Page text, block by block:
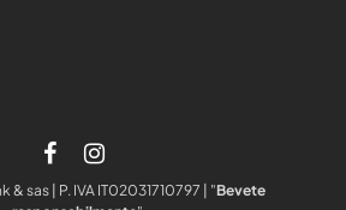
sas | P. IVA IT02031710797 | "Bevete